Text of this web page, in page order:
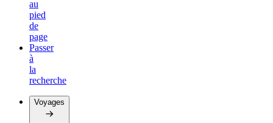
au
pied
de
page
Passer
à
la
recherche
Voyages